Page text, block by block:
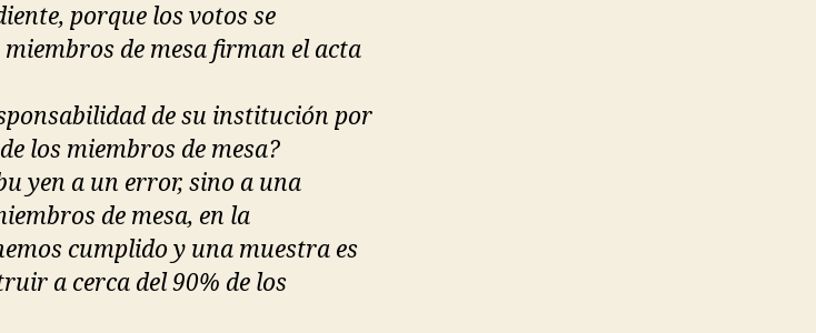
porque los votos se
de mesa firman el acta
de su institución por
los miembros de mesa?
yen a un error, sino a una
de mesa, en la
cumplido y una muestra es
a cerca del 90% de los